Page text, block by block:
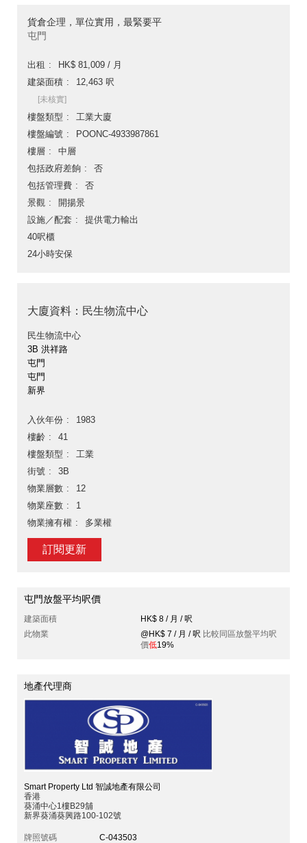
貨倉企理，單位實用，最緊要平
屯門
出租
HK$ 81,009 / 月
建築面積
12,463 呎
[未核實]
樓盤類型
工業大廈
樓盤編號
POONC-4933987861
樓層
中層
包括政府差餉
否
包括管理費
否
景觀
開揚景
設施／配套
提供電力輸出
40呎櫃
24小時安保
大廈資料：民生物流中心
民生物流中心
3B 洪祥路
屯門
屯門
新界
入伙年份
1983
樓齡
41
樓盤類型
工業
街號
3B
物業層數
12
物業座數
1
物業擁有權
多業權
訂閱更新
屯門放盤平均呎價
建築面積
HK$ 8 / 月 / 呎
此物業
@HK$ 7 / 月 / 呎 比較同區放盤平均呎
價低19%
地產代理商
Smart Property Ltd 智誠地產有限公司
香港
葵涌中心1樓B29舖
新界葵涌葵興路100-102號
牌照號碼
C-043503